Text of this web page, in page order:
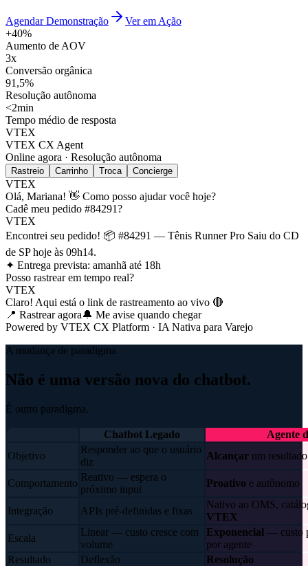
Agendar Demonstração
Ver em Ação
+40%
Aumento de AOV
3x
Conversão orgânica
91,5%
Resolução autônoma
<2min
Tempo médio de resposta
VTEX
VTEX CX Agent
Online agora · Resolução autônoma
Rastreio Carrinho Troca Concierge
VTEX
Olá, Mariana! 👋 Como posso ajudar você hoje?
Cadê meu pedido #84291?
VTEX
Encontrei seu pedido! 📦 #84291 — Tênis Runner Pro Saiu do CD
de SP hoje às 09h14.
✦ Entrega prevista: amanhã até 18h
Posso rastrear em tempo real?
VTEX
Claro! Aqui está o link de rastreamento ao vivo 🔴
📍 Rastrear agora🔔 Me avise quando chegar
Powered by VTEX CX Platform · IA Nativa para Varejo
A mudança de paradigma
Não é uma versão nova do chatbot.
É outro paradigma.
Chatbot Legado
Agente
Objetivo
Responder ao que o usuário
diz
Alcançar um resultado
Comportamento
Reativo — espera o
próximo input
Proativo e autônomo
Integração APIs pré-definidas e fixas
Nativo ao OMS,
VTEX
Escala
Linear — custo cresce com
volume
Exponencial — custo
por agente
Resultado
Deflexão Resolução